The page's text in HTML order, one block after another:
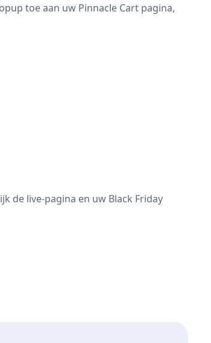
toe aan uw Pinnacle Cart pagina,
de live-pagina en uw Black Friday